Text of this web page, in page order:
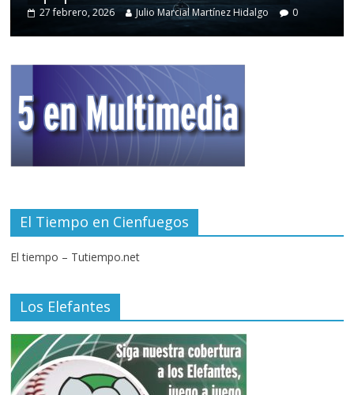
27 febrero, 2026 Julio Marcial Martínez Hidalgo 0
El Tiempo en Cienfuegos
El tiempo – Tutiempo.net
Los Elefantes